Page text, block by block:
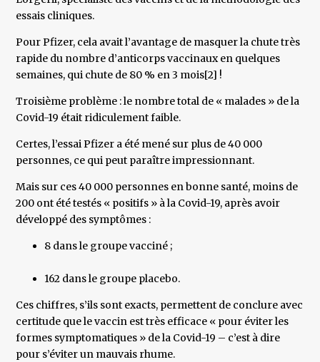
essais cliniques.
Pour Pfizer, cela avait l’avantage de masquer la chute très
rapide du nombre d’anticorps vaccinaux en quelques
semaines, qui chute de 80 % en 3 mois[2] !
Troisième problème : le nombre total de « malades » de la
Covid-19 était ridiculement faible.
Certes, l’essai Pfizer a été mené sur plus de 40 000
personnes, ce qui peut paraître impressionnant.
Mais sur ces 40 000 personnes en bonne santé, moins de
200 ont été testés « positifs » à la Covid-19, après avoir
développé des symptômes :
8 dans le groupe vacciné ;
162 dans le groupe placebo.
Ces chiffres, s’ils sont exacts, permettent de conclure avec
certitude que le vaccin est très efficace « pour éviter les
formes symptomatiques » de la Covid-19 – c’est à dire
pour s’éviter un mauvais rhume.